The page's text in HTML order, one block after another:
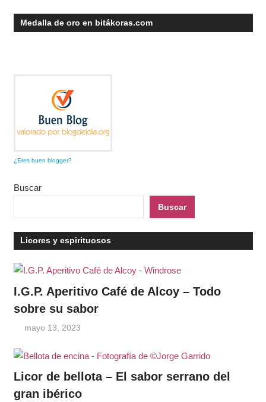
Medalla de oro en bitákoras.com
¿Eres buen blogger?
Buscar
Buscar
Licores y espirituosos
I.G.P. Aperitivo Café de Alcoy – Todo
sobre su sabor
mayo 13, 2023
Licor de bellota – El sabor serrano del
gran ibérico